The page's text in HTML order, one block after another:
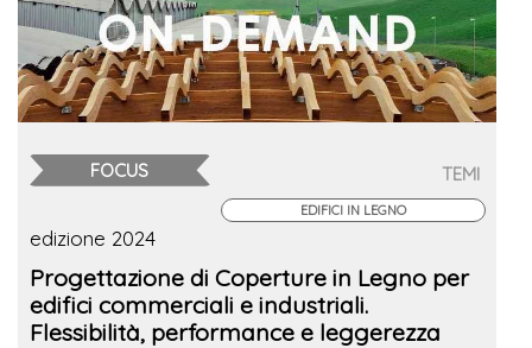
FOCUS TEMI
EDIFICI IN LEGNO
edizione 2024
Progettazione di Coperture in Legno per
edifici commerciali e industriali.
Flessibilità, performance e leggerezza